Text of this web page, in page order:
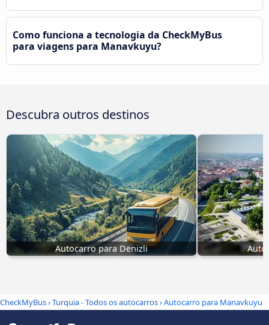
Como funciona a tecnologia da CheckMyBus
para viagens para Manavkuyu?
Descubra outros destinos
Autocarro para Denizli
CheckMyBus›Turquia - Todos os autocarros› Autocarro para Manavkuyu